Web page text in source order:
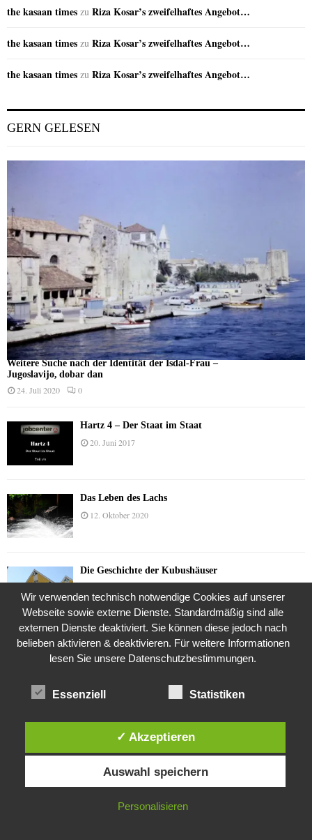
the kasaan times zu Riza Kosar’s zweifelhaftes Angebot…
the kasaan times zu Riza Kosar’s zweifelhaftes Angebot…
the kasaan times zu Riza Kosar’s zweifelhaftes Angebot…
GERN GELESEN
Weitere Suche nach der Identität der Isdal-Frau –
Jugoslavijo, dobar dan
24. Juli 2020 0
Hartz 4 – Der Staat im Staat
20. Juni 2017
Das Leben des Lachs
12. Oktober 2020
Die Geschichte der Kubushäuser
Was ist denn das? -Mars „SOL 735“ Rover Curiosity
24. November 2015
3. November 2019
Die Straße radikalisiert jeden Tag ein Stückchen
Diese Website verwendet Cookies. Durch die weitere Nutzung dieser
Website stimmst du der Verwendung von Cookies zu.
IN ORDNUNG
Wir verwenden technisch notwendige Cookies auf unserer
Webseite sowie externe Dienste. Standardmäßig sind alle
externen Dienste deaktiviert. Sie können diese jedoch nach
belieben aktivieren & deaktivieren. Für weitere Informationen
lesen Sie unsere Datenschutzbestimmungen.
Essenziell Statistiken
✓ Akzeptieren
Auswahl speichern
Personalisieren